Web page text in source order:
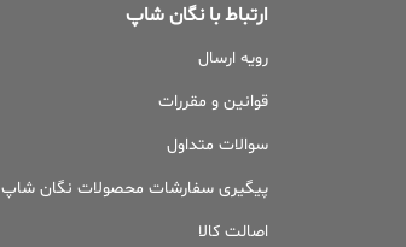
ارتباط با نگان شاپ
رویه ارسال
قوانین و مقررات
سوالات متداول
پیگیری سفارشات محصولات نگان شاپ
اصالت کالا